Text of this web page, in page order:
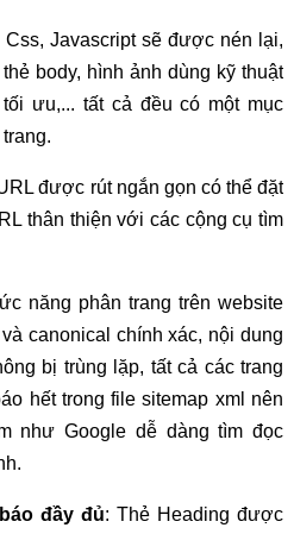
Css, Javascript sẽ được nén lại,
body, hình ảnh dùng kỹ thuật
ưu,... tất cả đều có một mục
được rút ngắn gọn có thể đặt
thân thiện với các cộng cụ tìm
năng phân trang trên website
canonical chính xác, nội dung
bị trùng lặp, tất cả các trang
hết trong file sitemap xml nên
như Google dễ dàng tìm đọc
đầy đủ: Thẻ Heading được